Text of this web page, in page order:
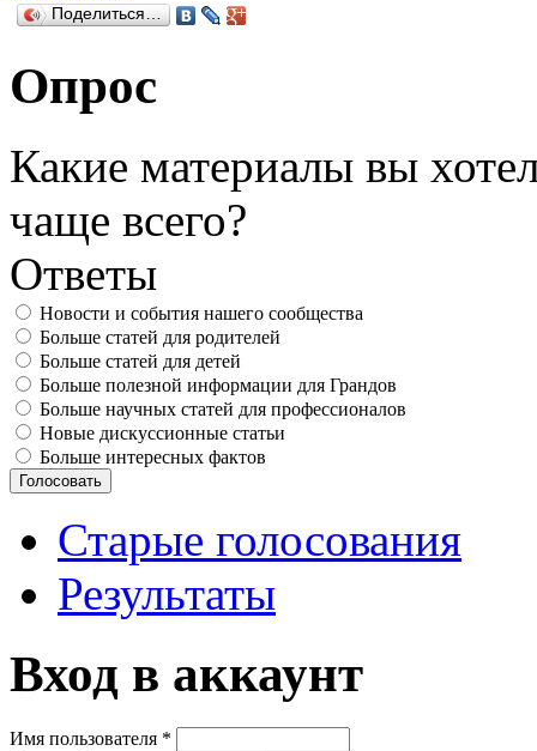
Поделиться…
Опрос
Какие материалы вы
чаще всего?
Ответы
Новости и события нашего сообщества
Больше статей для родителей
Больше статей для детей
Больше полезной информации для Грандов
Больше научных статей для профессионалов
Новые дискуссионные статьи
Больше интересных фактов
Старые голосования
Результаты
Вход в аккаунт
Имя пользователя *